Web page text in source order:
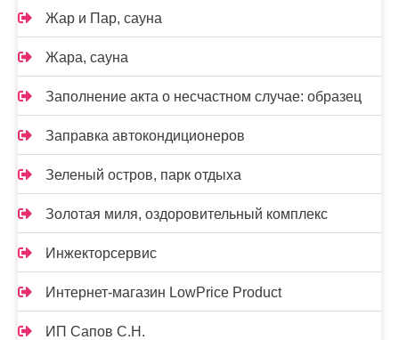
Жар и Пар, сауна
Жара, сауна
Заполнение акта о несчастном случае: образец
Заправка автокондиционеров
Зеленый остров, парк отдыха
Золотая миля, оздоровительный комплекс
Инжекторсервис
Интернет-магазин LowPrice Product
ИП Сапов С.Н.